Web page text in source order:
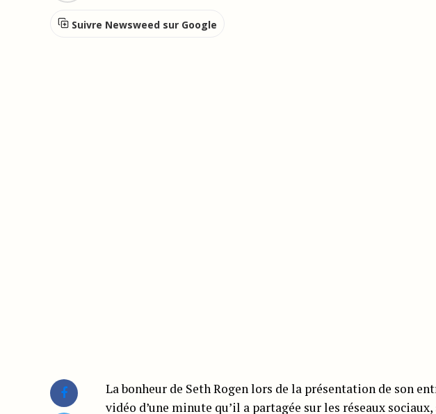
Suivre Newsweed sur Google
La bonheur de Seth Rogen lors de la présentation de son
vidéo d’une minute qu’il a partagée sur les réseaux